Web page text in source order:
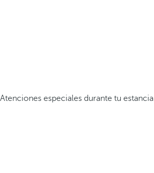
Atenciones especiales durante tu estancia